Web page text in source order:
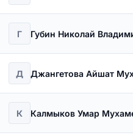
Г Губин Николай
Д Джангетова Айшат
К Калмыков Умар